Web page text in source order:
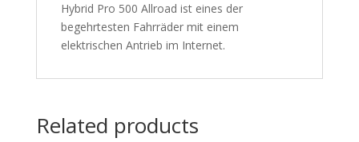
Hybrid Pro 500 Allroad ist eines der
begehrtesten Fahrräder mit einem
elektrischen Antrieb im Internet.
Related products